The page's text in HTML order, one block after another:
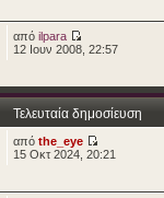
από ilpara
12 Ιουν 2008, 22:57
Τελευταία δημοσίευση
από the_eye
15 Οκτ 2024, 20:21